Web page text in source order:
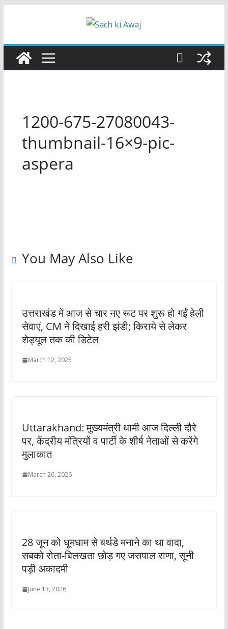
1200-675-27080043-
thumbnail-16×9-pic-
aspera
You May Also Like
उत्तराखंड में आज से चार नए रूट पर शुरू हो गईं हेली
सेवाएं, CM ने दिखाई हरी झंडी; किराये से लेकर
शेड्यूल तक की डिटेल
March 12, 2025
Uttarakhand: मुख्यमंत्री धामी आज दिल्ली दौरे
पर, केंद्रीय मंत्रियों व पार्टी के शीर्ष नेताओं से करेंगे
मुलाकात
March 26, 2026
28 जून को धूमधाम से बर्थडे मनाने का था वादा,
सबको रोता-बिलखता छोड़ गए जसपाल राणा, सूनी
पड़ी अकादमी
June 13, 2026